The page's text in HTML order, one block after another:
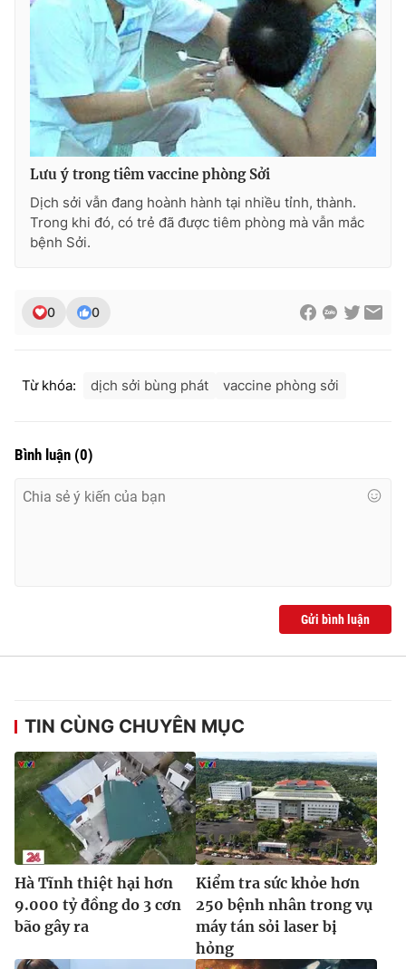
Sản phẩm
Thị trường
Tư vấn
Lịch phát sóng
Chuyên mục khác
Emagazine Podcast
Photo Infographic
Video
VTV4
THỜI BÁO VTV
Cơ quan chủ quản:
Đài Truyền hình Việt Nam
Cơ quan báo chí:
Thời báo VTV
Giấy phép hoạt động báo in và báo điện tử số 483/GP-BTTTT
cấp ngày 29/12/2023
Tổng Biên tập:Vũ Thanh Thủy
Phó Tổng Biên tập:
Nguyễn Thị Mỹ Hạnh, Phạm Quốc Thắng,
Nguyễn Trọng Ninh
Tổng đài VTV:024.38 355 931 - 024.38 355 932
Lưu ý trong tiêm vaccine phòng Sởi
Dịch sởi vẫn đang hoành hành tại nhiều tỉnh, thành.
Trong khi đó, có trẻ đã được tiêm phòng mà vẫn mắc
bệnh Sởi.
0 0
Từ khóa: dịch sởi bùng phát vaccine phòng sởi
Bình luận (0)
Gửi bình luận
TIN CÙNG CHUYÊN MỤC
Hà Tĩnh thiệt hại hơn
9.000 tỷ đồng do 3 cơn
bão gây ra
Kiểm tra sức khỏe hơn
250 bệnh nhân trong vụ
máy tán sỏi laser bị
hỏng